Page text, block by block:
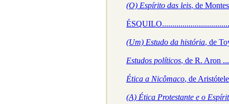
(O) Espírito das leis, de
(Um) Estudo da história, de
Estudos políticos, de R. Aron
Ética a Nicômaco, de
(A) Ética Protestante e o